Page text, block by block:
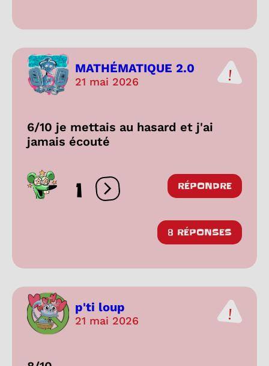
MATHÉMATIQUE 2.0
21 mai 2026
6/10 je mettais au hasard et j'ai
jamais écouté
1 Ouvrir les réactions
RÉPONDRE
8 RÉPONSES
p'ti loup
21 mai 2026